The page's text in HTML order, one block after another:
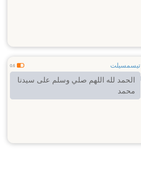
تيسمسيلت 0.6
الحمد لله اللهم صلي وسلم على سيدنا
محمد